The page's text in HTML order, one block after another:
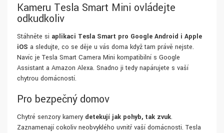
Kameru Tesla Smart Mini ovládejte
odkudkoliv
Stáhněte si aplikaci Tesla Smart pro Google Android i Apple
iOS a sledujte, co se děje u vás doma když tam právě nejste.
Navíc je Tesla Smart Camera Mini kompatibilní s Google
Assistant a Amazon Alexa. Snadno ji tedy napárujete s vaší
chytrou domácností.
Pro bezpečný domov
Chytré senzory kamery detekují jak pohyb, tak zvuk.
Zaznamenají cokoliv neobvyklého uvnitř vaší domácnosti. Tesla